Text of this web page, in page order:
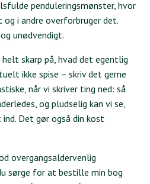
penduleringsmønster, hvor
og i andre overforbruger det.
unødvendigt.
skarp på, hvad det egentlig
ikke spise – skriv det gerne
når vi skriver ting ned: så
og pludselig kan vi se,
Det gør også din kost
overgangsaldervenlig
sørge for at bestille min bog